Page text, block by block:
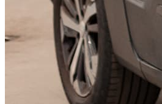
KGM Pickups
Fordonstyp
PickupTransportbilPersonbil
Visa alla fordon